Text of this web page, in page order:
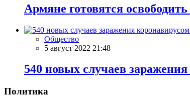
Армяне готовятся
Общество
5 август 2022 21:48
540 новых случаев
Политика